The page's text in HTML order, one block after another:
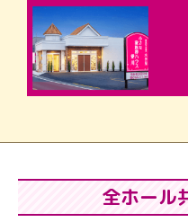
全ホール